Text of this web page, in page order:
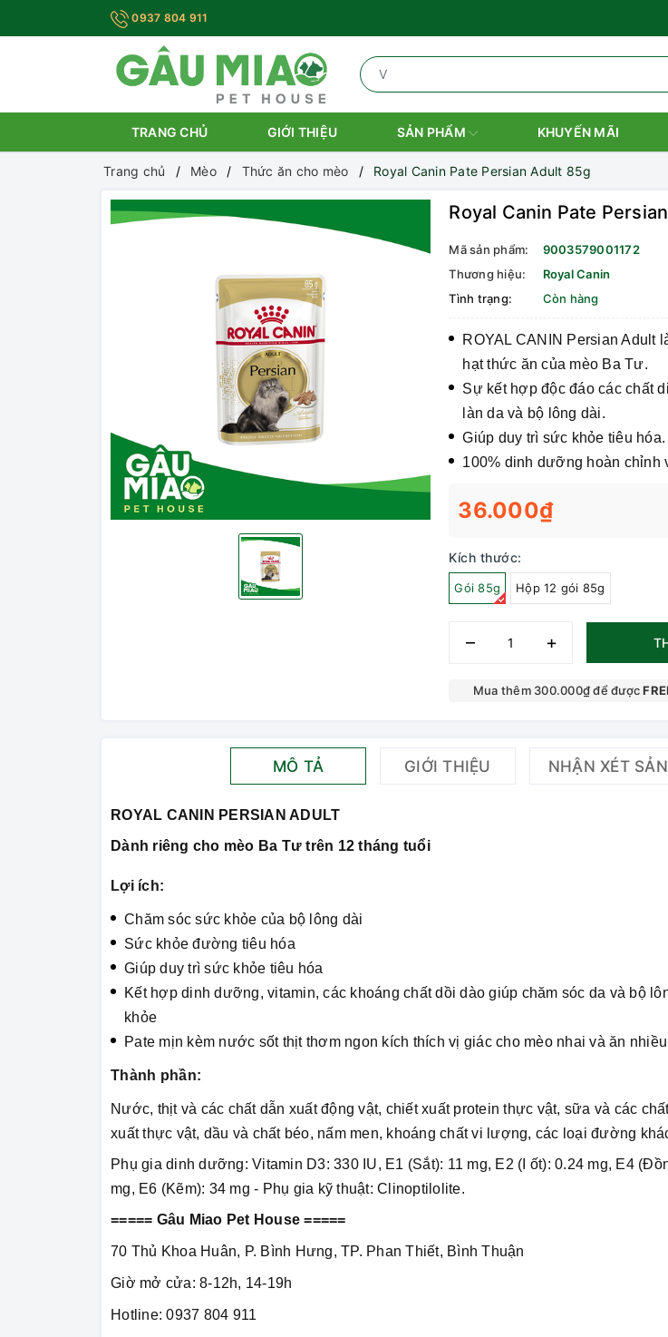
0937 804 911
TRANG CHỦ GIỚI THIỆU SẢN PHẨM KHUYẾN MÃI
Trang chủ Mèo Thức ăn cho mèo Royal Canin Pate Persian Adult 85g
Royal Canin Pate
Mã sản phẩm:
9003579001172
Thương hiệu:
Royal Canin
Tình trạng:
Còn hàng
ROYAL CANIN Persian Adult
hạt thức ăn của mèo Ba Tư.
Sự kết hợp độc đáo các chất
làn da và bộ lông dài.
Giúp duy trì sức khỏe tiêu hóa.
100% dinh dưỡng hoàn chỉnh
36.000₫
Kích thước:
Gói 85g Hộp 12 gói 85g
– +
Mua thêm 300.000₫ để được
MÔ TẢ GIỚI THIỆU NHẬN XÉT
ROYAL CANIN PERSIAN ADULT
Dành riêng cho mèo Ba Tư trên 12 tháng tuổi
Lợi ích:
Chăm sóc sức khỏe của bộ lông dài
Sức khỏe đường tiêu hóa
Giúp duy trì sức khỏe tiêu hóa
Kết hợp dinh dưỡng, vitamin, các khoáng chất dồi dào giúp chăm sóc da và bộ
khỏe
Pate mịn kèm nước sốt thịt thơm ngon kích thích vị giác cho mèo nhai và ăn
Thành phần:
Nước, thịt và các chất dẫn xuất động vật, chiết xuất protein thực vật, sữa và các
xuất thực vật, dầu và chất béo, nấm men, khoáng chất vi lượng, các loại đường
Phụ gia dinh dưỡng: Vitamin D3: 330 IU, E1 (Sắt): 11 mg, E2 (I ốt): 0.24 mg, E4
mg, E6 (Kẽm): 34 mg - Phụ gia kỹ thuật: Clinoptilolite.
===== Gâu Miao Pet House =====
70 Thủ Khoa Huân, P. Bình Hưng, TP. Phan Thiết, Bình Thuận
Giờ mở cửa: 8-12h, 14-19h
Hotline: 0937 804 911